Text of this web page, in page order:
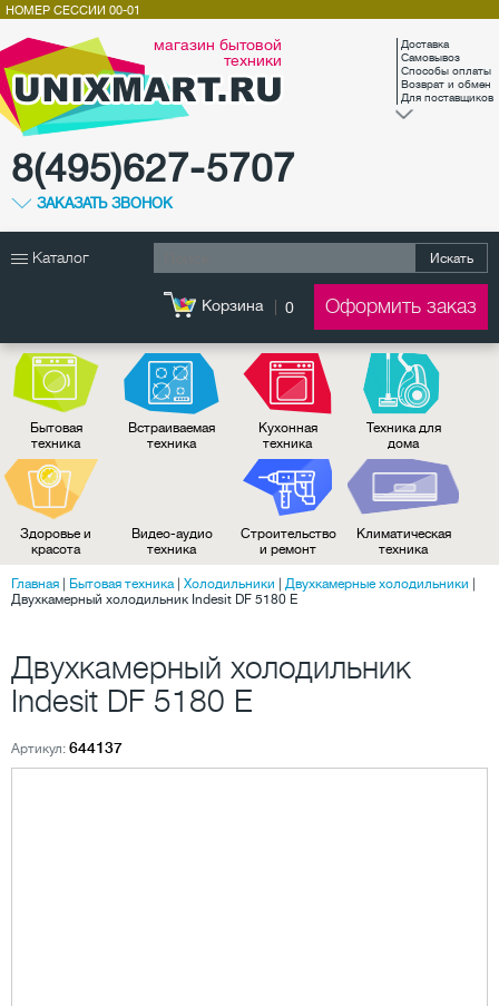
магазин бытовой
техники
8(495)627-5707
ЗАКАЗАТЬ ЗВОНОК
Доставка
Самовывоз
Способы оплаты
Возврат и обмен
Для поставщиков
НОМЕР СЕССИИ 00-01
Каталог Искать
Корзина 0 Оформить заказ
Бытовая
техника
Встраиваемая
техника
Кухонная
техника
Техника для
дома
Здоровье и
красота
Видео-аудио
техника
Строительство
и ремонт
Климатическая
техника
Главная Бытовая техника| Холодильники Двухкамерные холодильники
Двухкамерный холодильник Indesit DF 5180 E
Двухкамерный холодильник
Indesit DF 5180 E
Артикул: 644137